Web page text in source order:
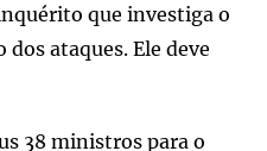
que investiga o
ataques. Ele deve
38 ministros para o